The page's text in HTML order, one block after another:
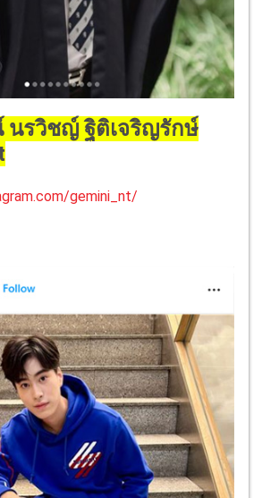
นรวิชญ์ ฐิติเจริญรักษ์
gemini_nt/